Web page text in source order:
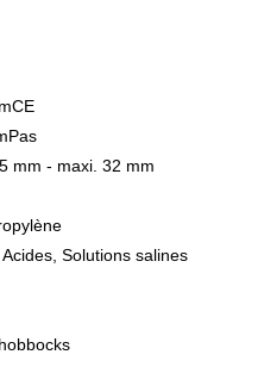
mCE
mm - maxi. 32 mm
Solutions salines